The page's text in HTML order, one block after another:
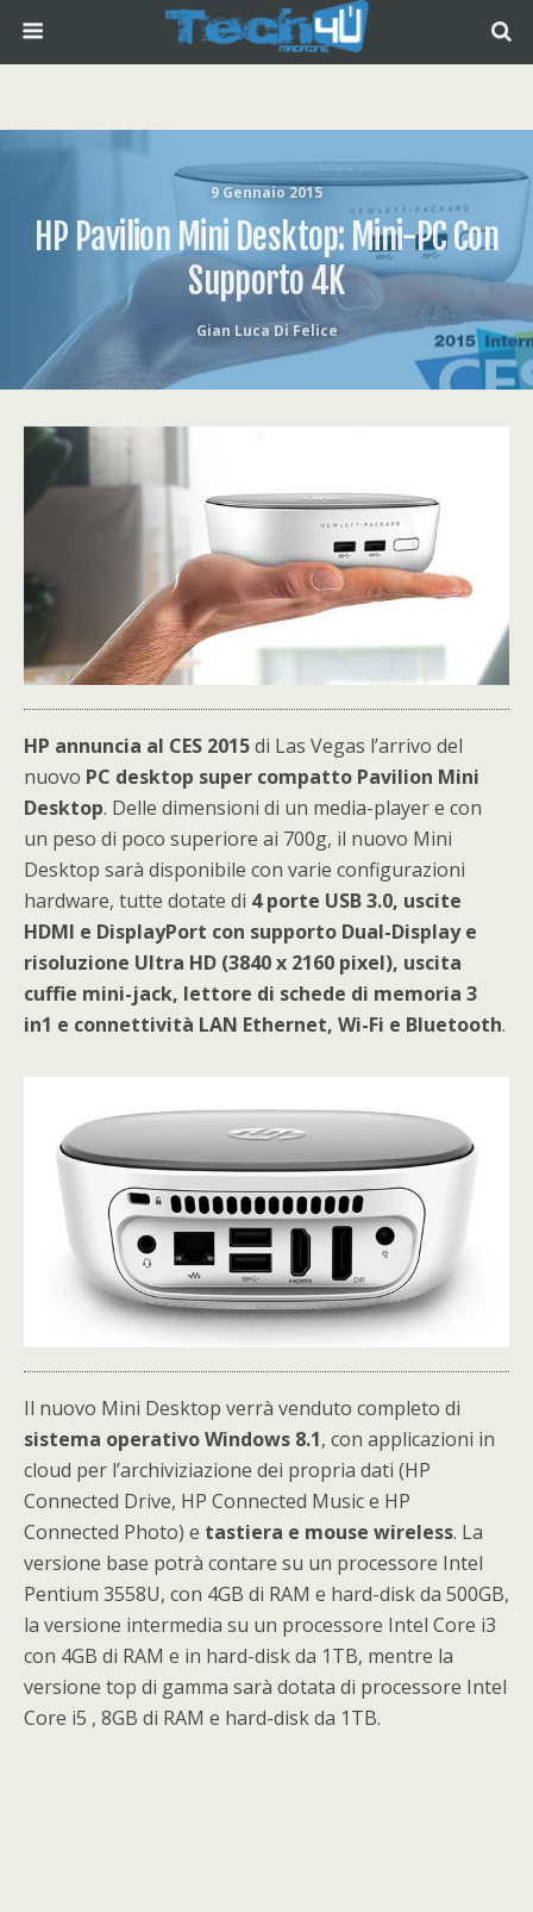
9 Gennaio 2015
HP Pavilion Mini Desktop: Mini-PC Con
Supporto 4K
Gian Luca Di Felice
HP annuncia al CES 2015di Las Vegas l’arrivo del
nuovo PC desktop super compatto Pavilion Mini
Desktop. Delle dimensioni di un media-player e con
un peso di poco superiore ai 700g, il nuovo Mini
Desktop sarà disponibile con varie configurazioni
hardware, tutte dotate di 4 porte USB 3.0, uscite
HDMI e DisplayPort con supporto Dual-Display e
risoluzione Ultra HD (3840 x 2160 pixel), uscita
cuffie mini-jack, lettore di schede di memoria 3
in1 e connettività LAN Ethernet, Wi-Fi e Bluetooth.
Il nuovo Mini Desktop verrà venduto completo di
sistema operativo Windows 8.1, con applicazioni in
cloud per l’archiviziazione dei propria dati (HP
Connected Drive, HP Connected Music e HP
Connected Photo) e tastiera e mouse wireless. La
versione base potrà contare su un processore Intel
Pentium 3558U, con 4GB di RAM e hard-disk da 500GB,
la versione intermedia su un processore Intel Core i3
con 4GB di RAM e in hard-disk da 1TB, mentre la
versione top di gamma sarà dotata di processore Intel
Core i5 , 8GB di RAM e hard-disk da 1TB.